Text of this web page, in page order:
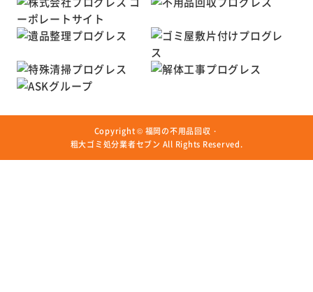
Copyright © 福岡の不用品回収・
粗大ゴミ処分業者セブン All Rights Reserved.